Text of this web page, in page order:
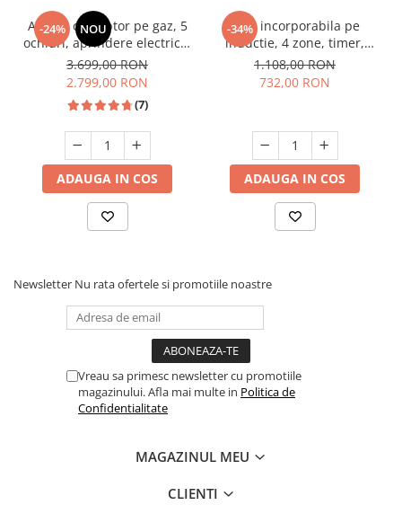
-24% NOU
Aragaz cu cuptor pe gaz, 5
ochiuri, aprindere electrica,
latime 90 cm, Samus
SM950AGRXS
3.699,00 RON
2.799,00 RON
(7)
ADAUGA IN COS
-34%
Plita incorporabila pe
inductie, 4 zone, timer,
Boost, 7400 W, control
touch, 59 x 52 cm, negru,
1.108,00 RON
732,00 RON
ADAUGA IN COS
Newsletter Nu rata ofertele si promotiile noastre
Vreau sa primesc newsletter cu promotiile
magazinului. Afla mai multe in Politica de
Confidentialitate
MAGAZINUL MEU
CLIENTI